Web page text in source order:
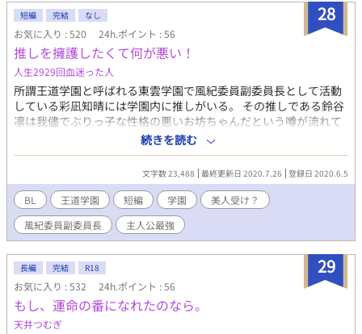
28
短編 完結 なし
お気に入り : 520 24h.ポイント : 56
推しを擁護したくて何が悪い！
人生2929回血迷った人
所謂王道学園と呼ばれる東雲学園で風紀委員副委員長として活動
している彩凪知晴には学園内に推しがいる。 その推しである鈴谷
凛は我儘でぶりっ子な性格の悪いお坊ちゃんだという噂が流れて
おり、実際の性格はともかく学園中の嫌われ者だ。 理不尽な悪意
を受ける凛を知晴は陰ながら支えたいと思っており、バレないよ
うに後をつけたり知らない所で凛への悪意を排除していたりして
した。 そんな中、学園の人気者たちに何故か好かれる転校生が転
入してきて学園は荒れに荒れる。ある日、転校生に嫉妬した生徒
会長親衛隊員である生徒が転校生を呼び出して
──────────。 ｢凛に危害を加えるやつは許さない。｣ ※
王道学園モノですがBLかと言われるとＬ要素が少なすぎます。BL
よりも王道学園の設定が好きなだけの腐った奴による小説です。
※簡潔にこの話を書くと嫌われからの総愛され系親衛隊隊長のこ
とが推しとして大好きなクールビューティで寡黙な主人公が制裁
現場を上手く推しを擁護して解決する話です。
続きを読む
文字数 23,488 最終更新日 2020.7.26 登録日 2020.6.5
BL 王道学園 短編 学園
美人受け？
風紀委員副委員長
主人公最強
29
長編 完結 R18
お気に入り : 532 24h.ポイント : 56
もし、運命の番になれたのなら。
天井つむぎ